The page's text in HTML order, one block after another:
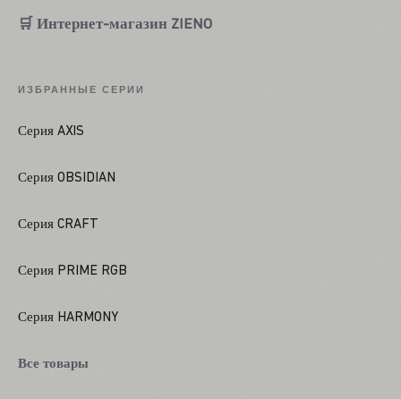
🛒 Интернет-магазин ZIENO
ИЗБРАННЫЕ СЕРИИ
Серия AXIS
Серия OBSIDIAN
Серия CRAFT
Серия PRIME RGB
Серия HARMONY
Все товары